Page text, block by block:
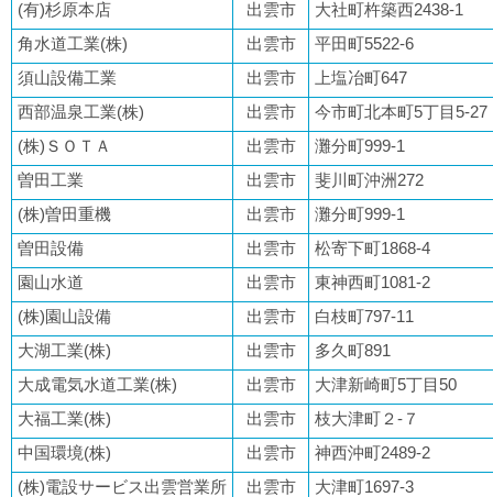
(有)杉原本店 出雲市
大社町杵築西2438-1
角水道工業(株)
出雲市
平田町5522-6
須山設備工業
出雲市
上塩冶町647
西部温泉工業(株)
出雲市
今市町北本町5丁目5-27
(株)ＳＯＴＡ
出雲市
灘分町999-1
曽田工業
出雲市
斐川町沖洲272
(株)曽田重機
出雲市
灘分町999-1
曽田設備
出雲市
松寄下町1868-4
園山水道
出雲市
東神西町1081-2
(株)園山設備
出雲市
白枝町797-11
大湖工業(株)
出雲市
多久町891
大成電気水道工業(株)
出雲市
大津新崎町5丁目50
大福工業(株)
出雲市
枝大津町２-７
中国環境(株)
出雲市
神西沖町2489-2
(株)電設サービス出雲営業所
出雲市
大津町1697-3